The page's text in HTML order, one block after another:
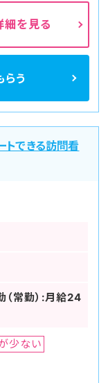
細を見る
らう
トできる訪問看
（常勤）:月給24
少ない